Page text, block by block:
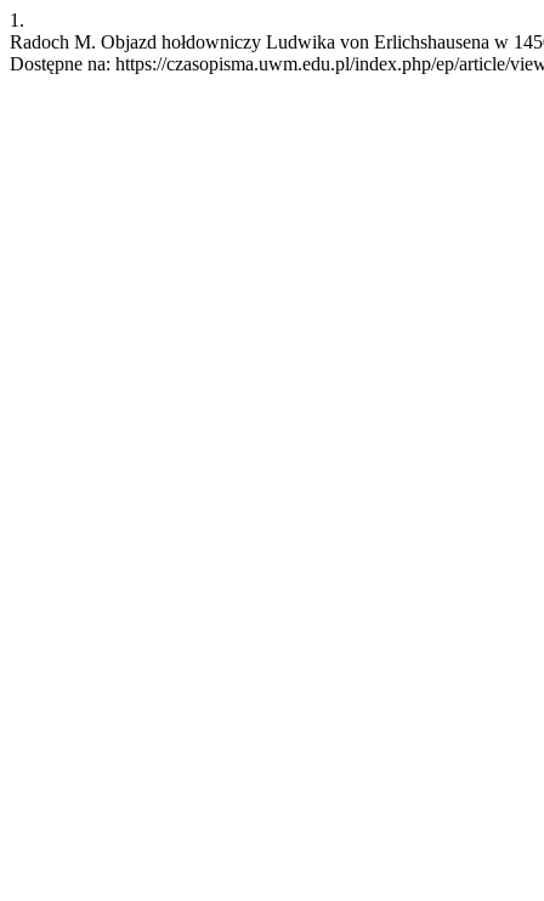
1.
Radoch M. Objazd hołdowniczy Ludwika von Erlichshausena w
Dostępne na: https://czasopisma.uwm.edu.pl/index.php/ep/article/